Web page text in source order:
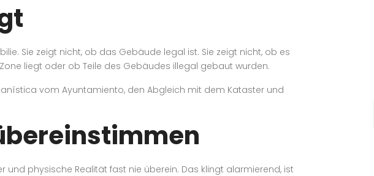
Sie zeigt nicht, ob das Gebäude legal ist. Sie zeigt nicht, ob es
liegt oder ob Teile des Gebäudes illegal gebaut wurden.
vom Ayuntamiento, den Abgleich mit dem Kataster und
und physische Realität fast nie überein. Das klingt alarmierend, ist